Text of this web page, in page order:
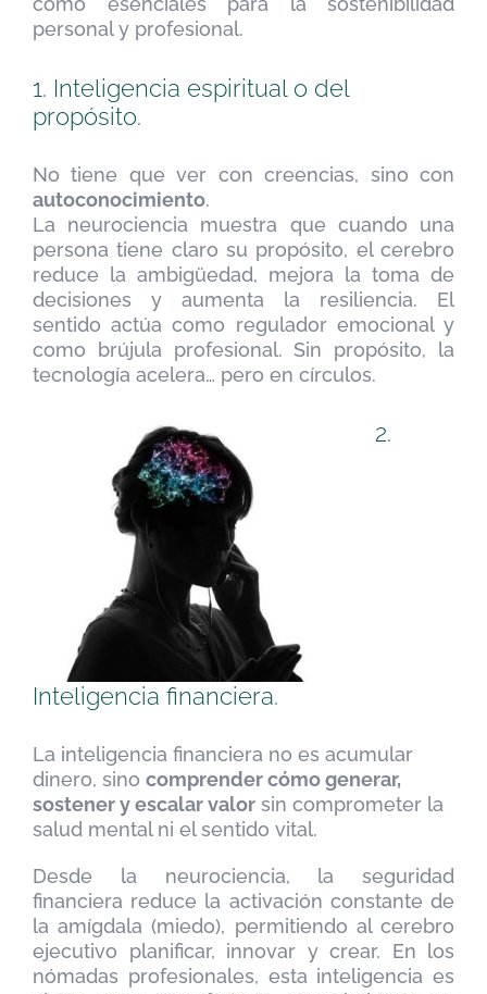
personal y profesional.
1. Inteligencia espiritual o del
propósito.
No tiene que ver con creencias, sino con
autoconocimiento.
La neurociencia muestra que cuando una
persona tiene claro su propósito, el cerebro
reduce la ambigüedad, mejora la toma de
decisiones y aumenta la resiliencia. El
sentido actúa como regulador emocional y
como brújula profesional. Sin propósito, la
tecnología acelera… pero en círculos.
2.
Inteligencia financiera.
La inteligencia financiera no es acumular
dinero, sino comprender cómo generar,
sostener y escalar valor sin comprometer la
salud mental ni el sentido vital.
Desde la neurociencia, la seguridad
financiera reduce la activación constante de
la amígdala (miedo), permitiendo al cerebro
ejecutivo planificar, innovar y crear. En los
nómadas profesionales, esta inteligencia es